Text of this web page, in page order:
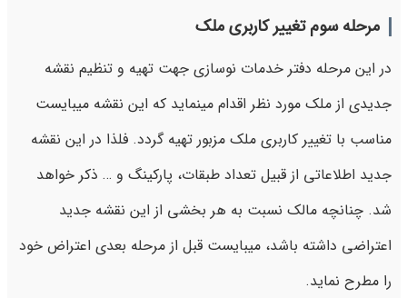
مرحله سوم تغییر کاربری ملک
در این مرحله دفتر خدمات نوسازی جهت تهیه و تنظیم نقشه
جدیدی از ملک مورد نظر اقدام مینماید که این نقشه میبایست
مناسب با تغییر کاربری ملک مزبور تهیه گردد. فلذا در این نقشه
جدید اطلاعاتی از قبیل تعداد طبقات، پارکینگ و … ذکر خواهد
شد. چنانچه مالک نسبت به هر بخشی از این نقشه جدید
اعتراضی داشته باشد، میبایست قبل از مرحله بعدی اعتراض خود
را مطرح نماید.